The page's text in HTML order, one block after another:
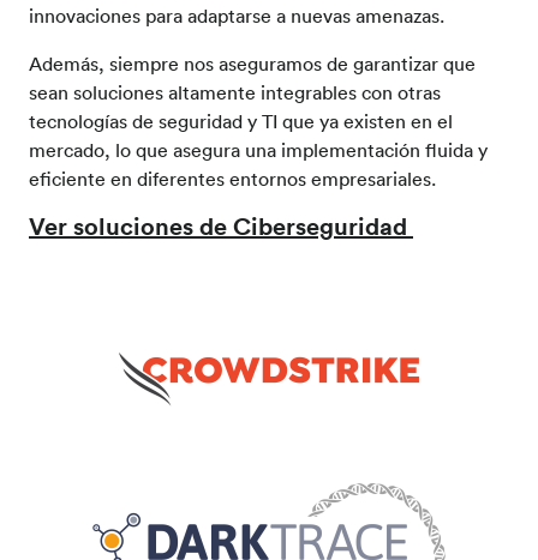
innovaciones para adaptarse a nuevas amenazas.
Además, siempre nos aseguramos de garantizar que
sean soluciones altamente integrables con otras
tecnologías de seguridad y TI que ya existen en el
mercado, lo que asegura una implementación fluida y
eficiente en diferentes entornos empresariales.
Ver soluciones de Ciberseguridad